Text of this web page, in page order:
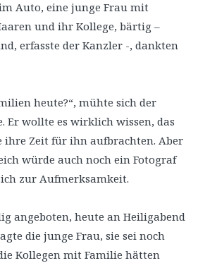
Auto, eine junge Frau mit
und ihr Kollege, bärtig –
erfasste der Kanzler -, dankten
heute?“, mühte sich der
Er wollte es wirklich wissen, das
ihre Zeit für ihn aufbrachten. Aber
würde auch noch ein Fotograf
zur Aufmerksamkeit.
angeboten, heute an Heiligabend
die junge Frau, sie sei noch
Kollegen mit Familie hätten